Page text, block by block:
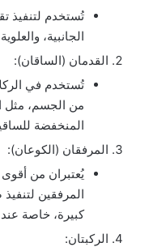
تُستخدم لتنفيذ
الجانبية،
القدمان (الساقان):
تُستخدم في
من الجسم، مثل
المنخفضة
المرفقان (الكوعان):
يُعتبران من
المرفقين
كبيرة، خاصة
الركبتان: